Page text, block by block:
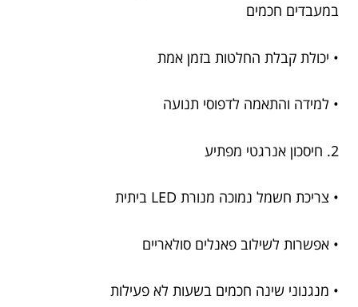
במעבדים חכמים
• יכולת קבלת החלטות בזמן אמת
• למידה והתאמה לדפוסי תנועה
2. חיסכון אנרגטי מפתיע
• צריכת חשמל נמוכה מנורת LED ביתית
• אפשרות לשילוב פאנלים סולאריים
• מנגנוני שינה חכמים בשעות לא פעילות